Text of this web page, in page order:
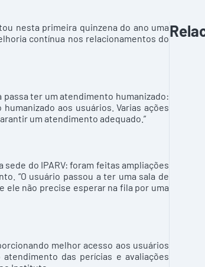
nesta primeira quinzena do ano uma
contínua nos relacionamentos do
ter um atendimento humanizado:
aos usuários. Varias ações
um atendimento adequado.”
do IPARV: foram feitas ampliações
“O usuário passou a ter uma sala de
ele não precise esperar na fila por uma
melhor acesso aos usuários
das perícias e avaliações